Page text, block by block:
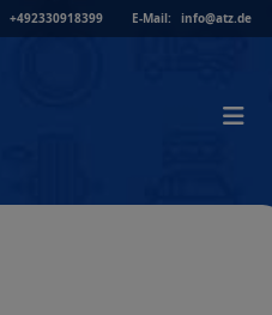
+492330918399 E-Mail: info@atz.de